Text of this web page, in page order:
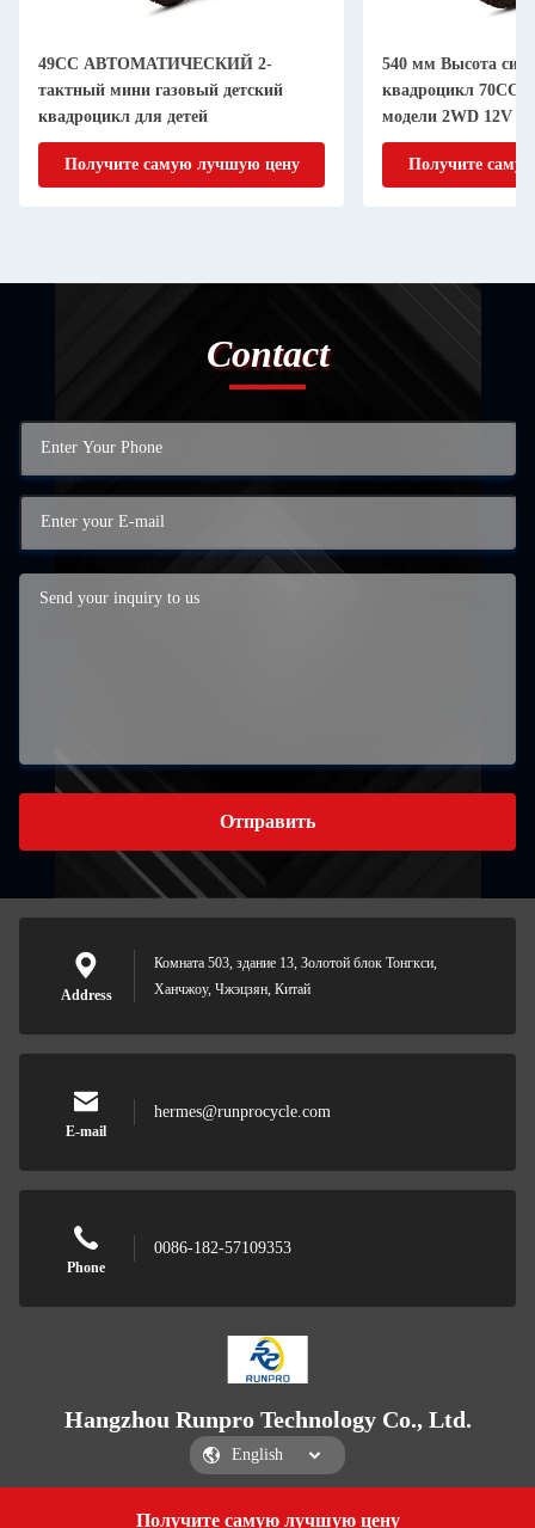
Получите самую лучшую цену
49CC АВТОМАТИЧЕСКИЙ 2-
тактный мини газовый детский
квадроцикл для детей
Получите самую лучшую цену
540 мм Высота
квадроцикл 70CC
модели 2WD 12V
Получите
Contact
Отправить
Address
Комната 503, здание 13, Золотой блок Тонгкси,
Ханчжоу, Чжэцзян, Китай
E-mail
hermes@runprocycle.com
Phone
0086-182-57109353
Hangzhou Runpro Technology Co., Ltd.
Hangzhou Runpro Technology Co., Ltd.
Get a Quote